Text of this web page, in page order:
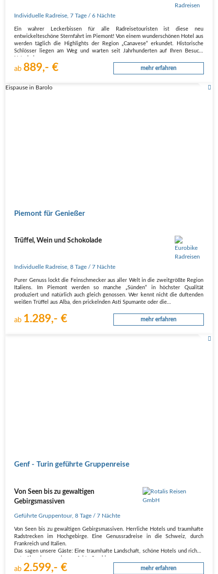
Individuelle Radreise ,7 Tage / 6 Nächte
Ein wahrer Leckerbissen für alle Radreisetouristen ist diese neu
entwickelteschöne Sternfahrt im Piemont! Von einem wunderschönen Hotel aus
werden täglich die Highlights der Region „Canavese“ erkundet. Historische
Schlösser liegen am Weg und warten seit Jahrhunderten auf Ihren Besuch.
ab 889,- € mehr erfahren
Eispause in Barolo
Piemont für Genießer
Trüffel, Wein und Schokolade
Individuelle Radreise ,8 Tage / 7 Nächte
Purer Genuss lockt die Feinschmecker aus aller Welt in die zweitgrößte Region
Italiens. Im Piemont werden so manche „Sünden“ in höchster Qualität
produziert und natürlich auch gleich genossen. Wer kennt nicht die duftenden
weißen Trüffel aus Alba, den prickelnden Asti Spumante oder die…
ab 1.289,- € mehr erfahren
Genf - Turin geführte Gruppenreise
Von Seen bis zu gewaltigen
Gebirgsmassiven
Geführte Gruppentour,8 Tage / 7 Nächte
Von Seen bis zu gewaltigen Gebirgsmassiven. Herrliche Hotels und traumhafte
Radstrecken im Hochgebirge. Eine Genussradreise in die Schweiz, durch
Frankreich und Italien.
Das sagen unsere Gäste: Eine traumhafte Landschaft, schöne Hotels und richtig
ab2.599,- € mehr erfahren